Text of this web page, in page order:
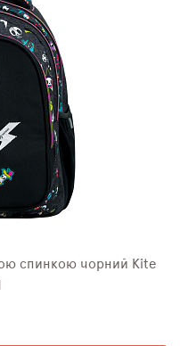
спинкою чорний Kite